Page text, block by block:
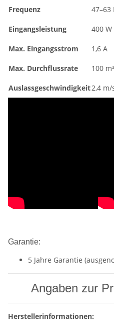
Frequenz 47–63
Eingangsleistung 400 W
Max. Eingangsstrom 1,6 A
Max. Durchflussrate 100
Auslassgeschwindigkeit2,4 m/
Garantie:
5 Jahre Garantie
Angaben zur
Herstellerinformationen: